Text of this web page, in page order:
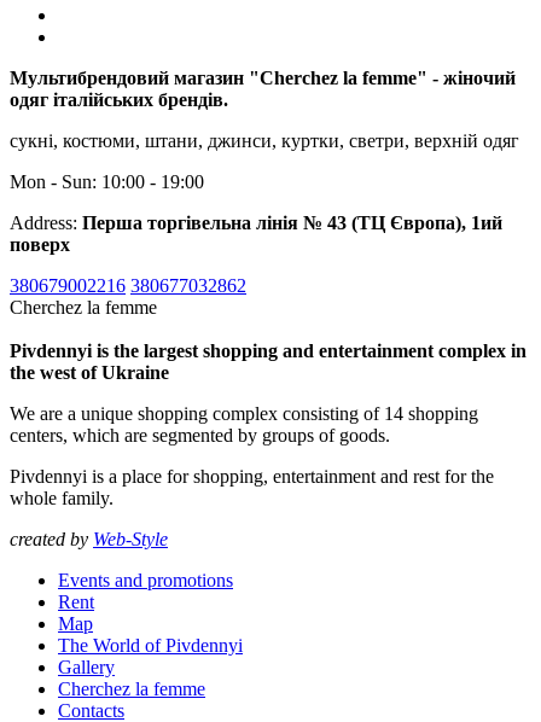
Мультибрендовий магазин "Cherchez la femme" - жіночий
одяг італійських брендів.
сукні, костюми, штани, джинси, куртки, светри, верхній одяг
Mon - Sun: 10:00 - 19:00
Address: Перша торгівельна лінія № 43 (ТЦ Європа), 1ий
поверх
380679002216 380677032862
Cherchez la femme
Pivdennyi is the largest shopping and entertainment complex in
the west of Ukraine
We are a unique shopping complex consisting of 14 shopping
centers, which are segmented by groups of goods.
Pivdennyi is a place for shopping, entertainment and rest for the
whole family.
created by Web-Style
Events and promotions
Rent
Map
The World of Pivdennyi
Gallery
Cherchez la femme
Contacts